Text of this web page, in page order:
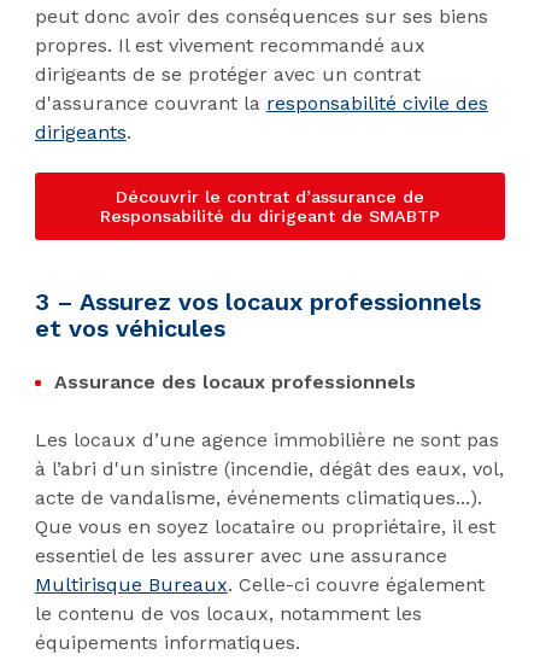
peut donc avoir des conséquences sur ses biens
propres. Il est vivement recommandé aux
dirigeants de se protéger avec un contrat
d'assurance couvrant la responsabilité civile des
dirigeants.
Découvrir le contrat d’assurance de
Responsabilité du dirigeant de SMABTP
3 – Assurez vos locaux professionnels
et vos véhicules
Assurance des locaux professionnels
Les locaux d’une agence immobilière ne sont pas
à l’abri d'un sinistre (incendie, dégât des eaux, vol,
acte de vandalisme, événements climatiques...).
Que vous en soyez locataire ou propriétaire, il est
essentiel de les assurer avec une assurance
Multirisque Bureaux. Celle-ci couvre également
le contenu de vos locaux, notamment les
équipements informatiques.